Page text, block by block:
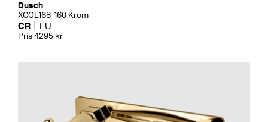
Dusch
XCOL168-160 Krom
CR LU
Pris 4295 kr